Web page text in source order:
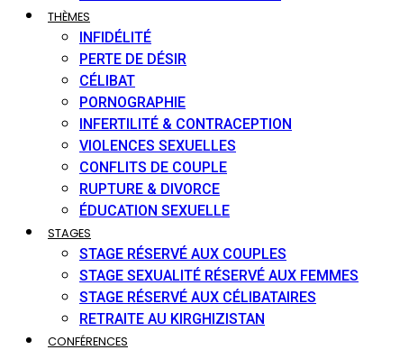
THÈMES
INFIDÉLITÉ
PERTE DE DÉSIR
CÉLIBAT
PORNOGRAPHIE
INFERTILITÉ & CONTRACEPTION
VIOLENCES SEXUELLES
CONFLITS DE COUPLE
RUPTURE & DIVORCE
ÉDUCATION SEXUELLE
STAGES
STAGE RÉSERVÉ AUX COUPLES
STAGE SEXUALITÉ RÉSERVÉ AUX FEMMES
STAGE RÉSERVÉ AUX CÉLIBATAIRES
RETRAITE AU KIRGHIZISTAN
CONFÉRENCES